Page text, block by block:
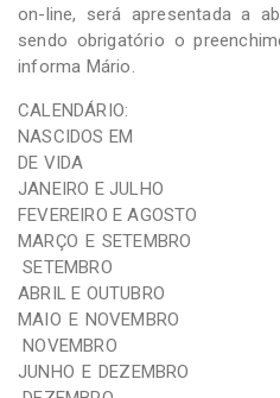
on-line, será apresentada a
sendo obrigatório o
informa Mário.
CALENDÁRIO:
NASCIDOS
DE VIDA
JANEIRO E
FEVEREIRO E
MARÇO E
SETEMBRO
ABRIL E
MAIO E
NOVEMBRO
JUNHO E